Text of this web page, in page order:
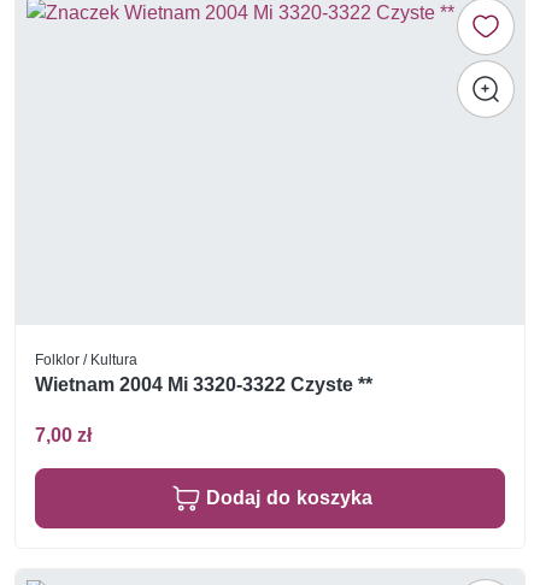
Folklor / Kultura
Wietnam 2004 Mi 3320-3322 Czyste **
7,00 zł
Dodaj do koszyka